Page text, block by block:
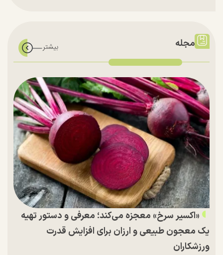
مجله
«اکسیر سرخ» معجزه می‌کند؛ معرفی و دستور تهیه
یک معجون طبیعی و ارزان برای افزایش قدرت
ورزشکاران